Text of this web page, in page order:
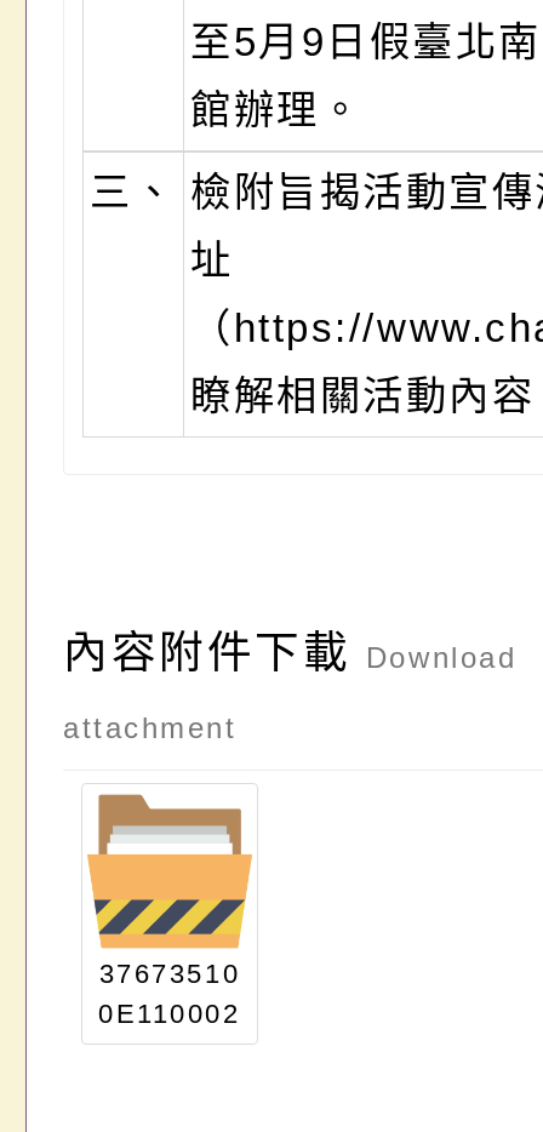
至5月9日假臺北
館辦理。
三、
檢附旨揭活動宣
址
（https://
瞭解相關活動內
內容附件下載 Download
attachment
37673510
0E110002
9944_19_